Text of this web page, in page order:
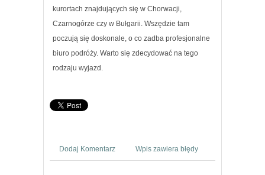
kurortach znajdujących się w Chorwacji,
Czarnogórze czy w Bułgarii. Wszędzie tam
poczują się doskonale, o co zadba profesjonalne
biuro podróży. Warto się zdecydować na tego
rodzaju wyjazd.
Dodaj Komentarz Wpis zawiera błędy